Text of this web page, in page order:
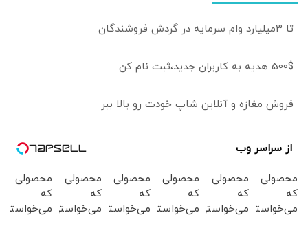
تا 3میلیارد وام سرمایه در گردش فروشندگان
500$ هدیه به کاربران جدید،ثبت نام کن
فروش مغازه و آنلاین شاپ خودت رو بالا ببر
از سراسر وب
محصولی
که
می‌خواستی
محصولی
که
می‌خواستی
محصولی
که
می‌خواستی
محصولی
که
می‌خواستی
محصولی
که
می‌خواستی
محصولی
که
می‌خواستی